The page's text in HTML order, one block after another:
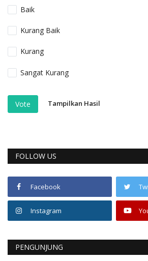
Baik
Kurang Baik
Kurang
Sangat Kurang
Vote Tampilkan Hasil
FOLLOW US
Facebook
Instagram
PENGUNJUNG